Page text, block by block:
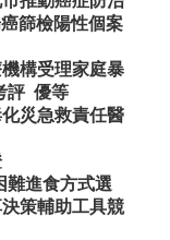
篩檢陽性個案
構受理家庭暴
評 優等
災急救責任醫
難進食方式選
策輔助工具競